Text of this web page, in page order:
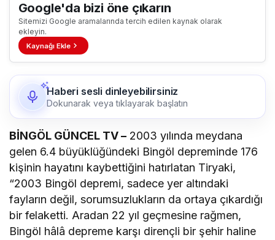
Google'da bizi öne çıkarın
Sitemizi Google aramalarında tercih edilen kaynak olarak
ekleyin.
Kaynağı Ekle
Haberi sesli dinleyebilirsiniz
Dokunarak veya tıklayarak başlatın
BİNGÖL GÜNCEL TV – 2003 yılında meydana
gelen 6.4 büyüklüğündeki Bingöl depreminde 176
kişinin hayatını kaybettiğini hatırlatan Tiryaki,
“2003 Bingöl depremi, sadece yer altındaki
fayların değil, sorumsuzlukların da ortaya çıkardığı
bir felaketti. Aradan 22 yıl geçmesine rağmen,
Bingöl hâlâ depreme karşı dirençli bir şehir haline